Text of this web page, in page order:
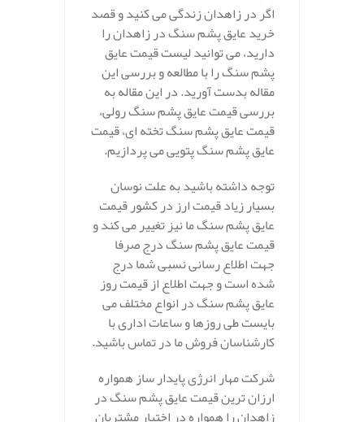
اگر در زاهدان زندگی می کنید و قصد
خرید عایق پشم سنگ در زاهدان را
دارید، می توانید لیست قیمت عایق
پشم سنگ را با مطالعه و بررسی این
مقاله بدست آورید. در این مقاله به
بررسی قیمت عایق پشم سنگ رولی،
قیمت عایق پشم سنگ تخته ای، قیمت
عایق پشم سنگ پتویی می پردازیم.
توجه داشته باشید به علت نوسان
بسیار زیاد قیمت ارز در کشور قیمت
عایق پشم سنگ ما نیز تغییر می کند و
قیمت عایق پشم سنگ درج صرفا
جهت اطلاع رسانی نسبی شما درج
شده است و جهت اطلاع از قیمت روز
عایق پشم سنگ در انواع مختلف می
بایست طی روزها و ساعات اداری با
کارشناسان فروش ما در تماس باشید.
شرکت مهار انرژی پایدار ساز همواره
ارزان ترین قیمت عایق پشم سنگ در